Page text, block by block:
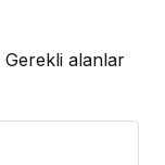
Gerekli alanlar